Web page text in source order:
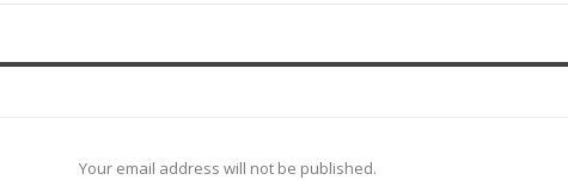
Your email address will not be published.